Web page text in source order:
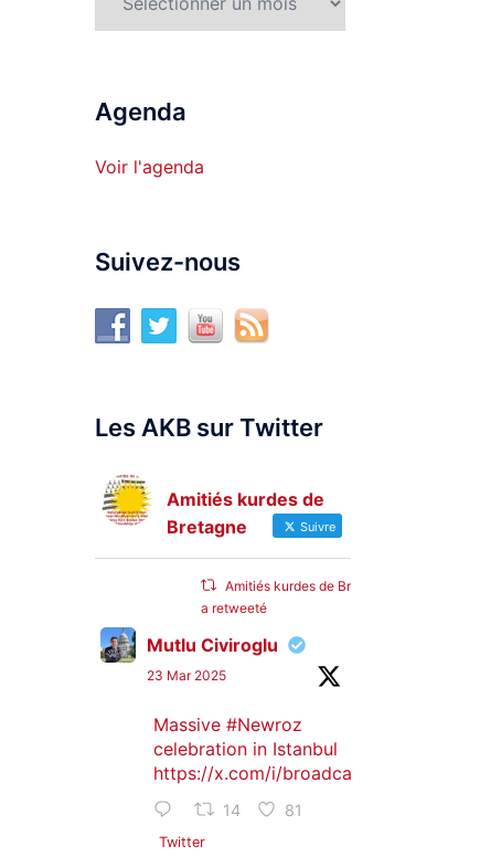
Agenda
Voir l'agenda
Suivez-nous
Les AKB sur Twitter
Amitiés kurdes de
Bretagne
Suivre
Amitiés kurdes de Bretagne
a retweeté
Mutlu Civiroglu
23 Mar 2025
Massive #Newroz
celebration in Istanbul
https://x.com/i/broadcasts/
14 81
Twitter